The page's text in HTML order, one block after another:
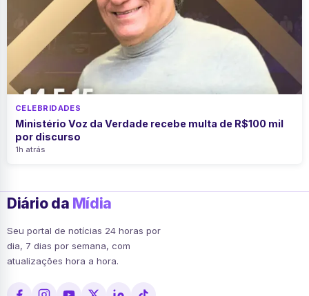
CELEBRIDADES
Ministério Voz da Verdade recebe multa de R$100 mil
por discurso
1h atrás
Diário da Mídia
Seu portal de notícias 24 horas por
dia, 7 dias por semana, com
atualizações hora a hora.